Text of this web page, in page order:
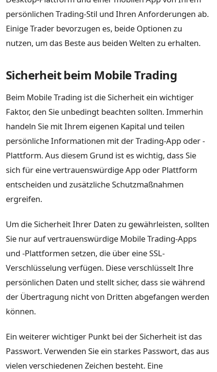
persönlichen Trading-Stil und Ihren Anforderungen ab.
Einige Trader bevorzugen es, beide Optionen zu
nutzen, um das Beste aus beiden Welten zu erhalten.
Sicherheit beim Mobile Trading
Beim Mobile Trading ist die Sicherheit ein wichtiger
Faktor, den Sie unbedingt beachten sollten. Immerhin
handeln Sie mit Ihrem eigenen Kapital und teilen
persönliche Informationen mit der Trading-App oder -
Plattform. Aus diesem Grund ist es wichtig, dass Sie
sich für eine vertrauenswürdige App oder Plattform
entscheiden und zusätzliche Schutzmaßnahmen
ergreifen.
Um die Sicherheit Ihrer Daten zu gewährleisten, sollten
Sie nur auf vertrauenswürdige Mobile Trading-Apps
und -Plattformen setzen, die über eine SSL-
Verschlüsselung verfügen. Diese verschlüsselt Ihre
persönlichen Daten und stellt sicher, dass sie während
der Übertragung nicht von Dritten abgefangen werden
können.
Ein weiterer wichtiger Punkt bei der Sicherheit ist das
Passwort. Verwenden Sie ein starkes Passwort, das aus
vielen verschiedenen Zeichen besteht. Eine